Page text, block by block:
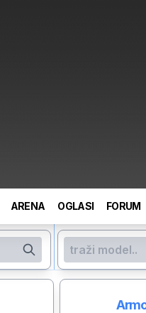
ARENA OGLASI FORUM